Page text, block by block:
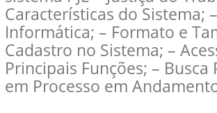
Características do Sistema;
Informática; – Formato e
Cadastro no Sistema; –
Principais Funções; –
em Processo em